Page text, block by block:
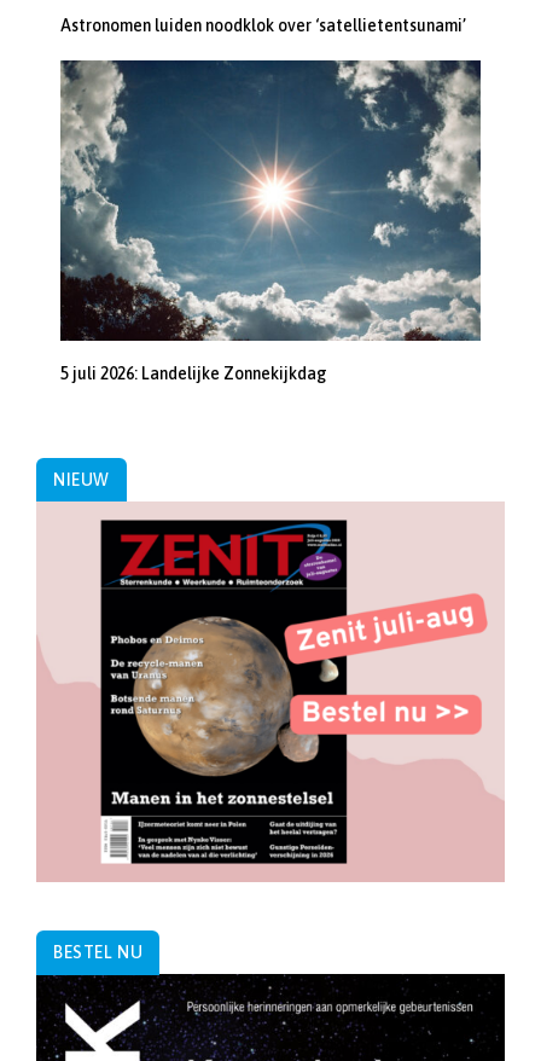
Astronomen luiden noodklok over ‘satellietentsunami’
5 juli 2026: Landelijke Zonnekijkdag
NIEUW
BESTEL NU